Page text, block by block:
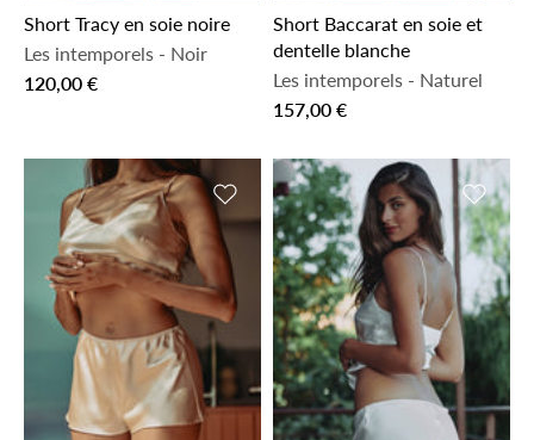
Short Tracy en soie noire
Les intemporels - Noir
120,00 €
Short Baccarat en soie et
dentelle blanche
Les intemporels - Naturel
157,00 €
Ajouter à la liste de souhaitsAjouter